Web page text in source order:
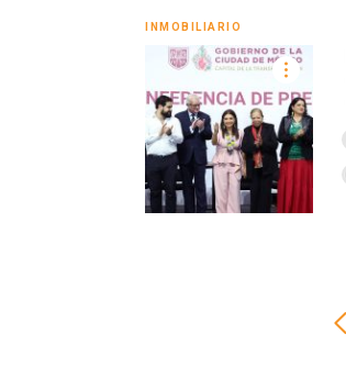
INMOBILIARIO